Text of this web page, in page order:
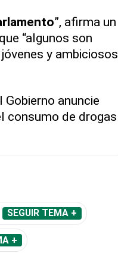
”, afirma un
“algunos son
y ambiciosos
anuncie
consumo de drogas
SEGUIR TEMA +
+